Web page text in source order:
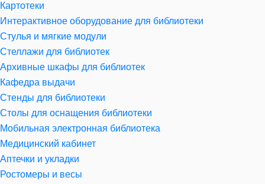
Картотеки
Интерактивное оборудование для библиотеки
Стулья и мягкие модули
Стеллажи для библиотек
Архивные шкафы для библиотек
Кафедра выдачи
Стенды для библиотеки
Столы для оснащения библиотеки
Мобильная электронная библиотека
Медицинский кабинет
Аптечки и укладки
Ростомеры и весы